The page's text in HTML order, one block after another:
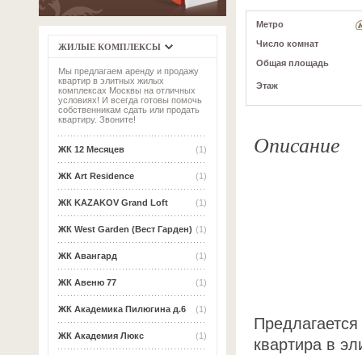
ЖИЛЫЕ КОМПЛЕКСЫ
Мы предлагаем аренду и продажу
квартир в элитных жилых
комплексах Москвы на отличных
условиях! И всегда готовы помочь
собственникам сдать или продать
квартиру. Звоните!
(1)
ЖК 12 Месяцев
(1)
ЖК Art Residence
(1)
ЖК KAZAKOV Grand Loft
(1)
ЖК West Garden (Вест Гарден)
(1)
ЖК Авангард
(1)
ЖК Авеню 77
(1)
ЖК Академика Пилюгина д.6
(1)
ЖК Академия Люкс
Метро
Число комнат
Общая площадь
Этаж
Описание
квартира в